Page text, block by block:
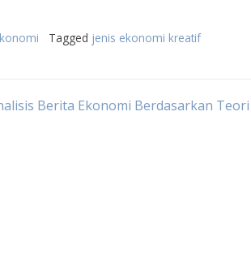
Tagged jenis ekonomi kreatif
Berita Ekonomi Berdasarkan Teori